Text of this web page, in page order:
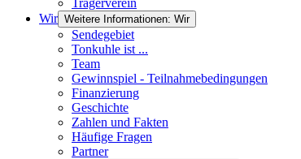
Trägerverein
Wir Weitere Informationen: Wir
Sendegebiet
Tonkuhle ist ...
Team
Gewinnspiel - Teilnahmebedingungen
Finanzierung
Geschichte
Zahlen und Fakten
Häufige Fragen
Partner